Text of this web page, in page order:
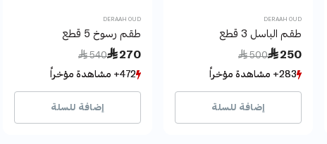
DERAAH OUD
طقم الباسل 3 قطع
 250
Price reduced from
 500
to
283+ مشاهدة مؤخراً
77+ بيع مؤخراً
283+ مشاهدة مؤخراً
77+ بيع مؤخراً
إضافة للسلة
DERAAH OUD
طقم رسوخ 5 قطع
 270
Price reduced from
 540
to
472+ مشاهدة مؤخراً
113+ بيع مؤخراً
472+ مشاهدة مؤخراً
113+ بيع مؤخراً
إضافة للسلة